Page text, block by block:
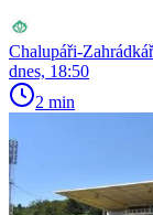
Chalupáři-
dnes, 18:50
2 min